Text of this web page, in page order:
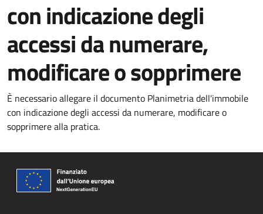
con indicazione degli
accessi da numerare,
modificare o sopprimere
È necessario allegare il documento Planimetria dell'immobile
con indicazione degli accessi da numerare, modificare o
sopprimere alla pratica.